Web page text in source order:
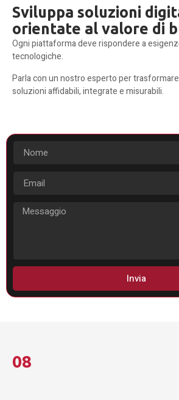
Sviluppa soluzioni
orientate al valore di
Ogni piattaforma deve rispondere a
tecnologiche.
Parla con un nostro esperto per
soluzioni affidabili, integrate e misurabili.
Invia
08